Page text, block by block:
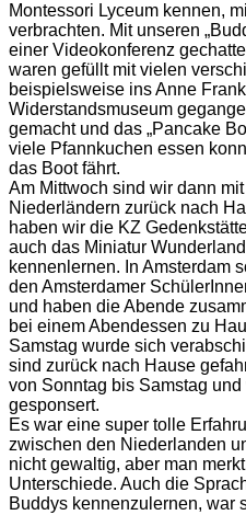
Montessori Lyceum kennen,
verbrachten. Mit unseren
einer Videokonferenz
waren gefüllt mit vielen
beispielsweise ins Anne
Widerstandsmuseum
gemacht und das „Pancake
viele Pfannkuchen essen
das Boot fährt.
Am Mittwoch sind wir dann
Niederländern zurück nach
haben wir die KZ
auch das Miniatur
kennenlernen. In Amsterdam
den Amsterdamer
und haben die Abende
bei einem Abendessen zu
Samstag wurde sich
sind zurück nach Hause
von Sonntag bis Samstag
gesponsert.
Es war eine super tolle
zwischen den Niederlanden
nicht gewaltig, aber man
Unterschiede. Auch die
Buddys kennenzulernen, war